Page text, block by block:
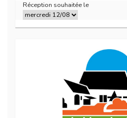
Réception souhaitée le